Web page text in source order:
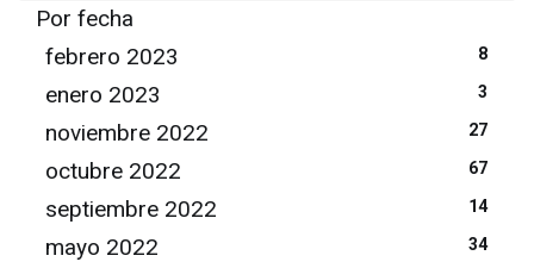
Por fecha
febrero 2023
8
enero 2023 3
noviembre 2022 27
octubre 2022 67
septiembre 2022 14
mayo 2022 34